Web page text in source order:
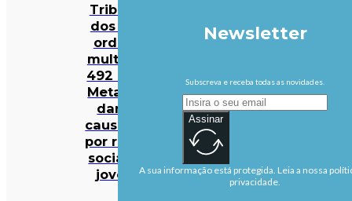
Tribunal
dos EUA
ordena
multa de
492 ME à
Meta por
danos
causados
por redes
sociais a
jovens
Newsletter
Subscreva e receba todas as novidades.
Assinar
A sua informação está protegida. Leia a nossa
privacidade.